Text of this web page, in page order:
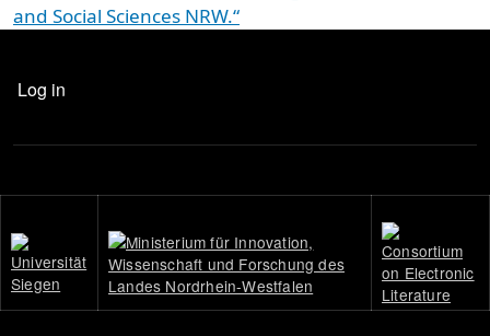
and Social Sciences NRW.“
USER ACCOUNT MENU
Log in